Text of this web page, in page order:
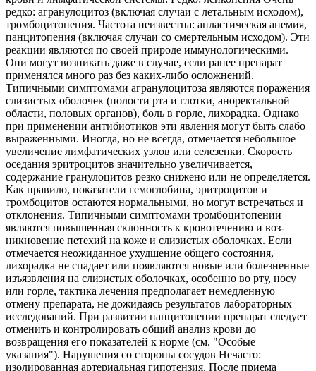
редко: агранулоцитоз (включая случаи с летальным исходом),
тромбоцитопения. Частота неизвестна: апластическая анемия,
панцитопения (включая случаи со смертель­ным исходом). Эти
реакции являются по своей природе иммунологическими.
Они могут возникать даже в случае, если ранее препарат
применялся много раз без каких-либо осложнений.
Типичными симптомами агранулоцитоза являются поражения
слизистых оболочек (поло­сти рта и глотки, аноректальной
области, половых органов), боль в горле, лихорадка. Од­нако
при применении антибиотиков эти явления могут быть слабо
выраженными. Иногда, но не всегда, отмечается небольшое
увеличение лимфатических узлов или селезенки. Скорость
оседания эритроцитов значительно увеличивается,
содержание гранулоцитов резко снижено или не определяется.
Как правило, показатели гемоглобина, эритроцитов и
тромбоцитов остаются нормальными, но могут встречаться и
отклонения. Типичными симптомами тромбоцитопении
являются повышенная склонность к кровотечению и воз­
никновение петехий на коже и слизистых оболочках. Если
отмечается неожиданное ухудшение общего состояния,
лихорадка не спадает или появляются новые или болезненные
изъязвления на слизистых оболочках, особенно во рту, носу
или горле, тактика лечения предполагает немедленную
отмену препарата, не дожидаясь результатов лабораторных
исследований. При развитии панцитопении препарат следует
отменить и контролировать общий анализ крови до
возвращения его показателей к норме (см. "Особые
указания"). Нарушения со стороны сосудов Нечасто:
изолированная артериальная гипотензия. После приема